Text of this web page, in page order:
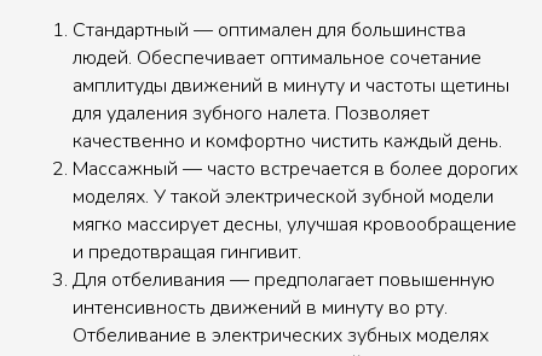
Стандартный — оптимален для большинства
людей. Обеспечивает оптимальное сочетание
амплитуды движений в минуту и частоты щетины
для удаления зубного налета. Позволяет
качественно и комфортно чистить каждый день.
Массажный — часто встречается в более дорогих
моделях. У такой электрической зубной модели
мягко массирует десны, улучшая кровообращение
и предотвращая гингивит.
Для отбеливания — предполагает повышенную
интенсивность движений в минуту во рту.
Отбеливание в электрических зубных моделях